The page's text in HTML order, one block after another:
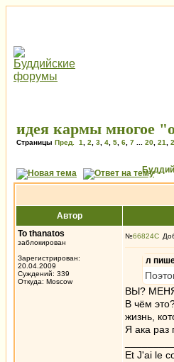
идея кармы многое
Страницы Пред. 1 2 3 4 5 6 7 20 21
Автор
To thanatos
заблокирован
Зарегистрирован:
20.04.2009
Суждений: 339
Откуда: Moscow
№66824
л
ВЫ?
В чём
жизнь,
Я ака раз
Et J'ai le